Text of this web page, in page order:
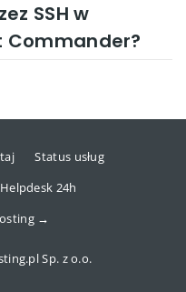
SSH w
Commander?
Status usług
Helpdesk 24h
→
Sp. z o.o.